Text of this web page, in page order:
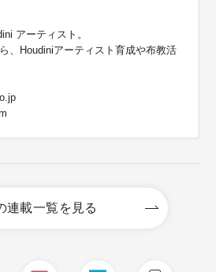
アーティスト。
、Houdiniアーティスト育成や布教活
連載一覧を見る